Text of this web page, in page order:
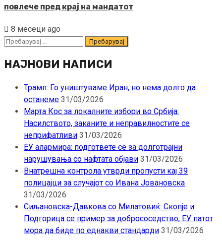
повлече пред крај на мандатот
8 месеци ago
Пребарувај
НАЈНОВИ НАПИСИ
Трамп: Го уништуваме Иран, но нема долго да
останеме 31/03/2026
Марта Кос за локалните избори во Србија:
Насилството, заканите и неправилностите се
неприфатливи 31/03/2026
ЕУ алармира: подгответе се за долготрајни
нарушувања со нафтата објави 31/03/2026
Внатрешна контрола утврди пропусти кај 39
полицајци за случајот со Ивана Јовановска
31/03/2026
Сиљановска-Давкова со Милатовиќ: Скопје и
Подгорица се пример за добрососедство, ЕУ патот
мора да биде по еднакви стандарди 31/03/2026